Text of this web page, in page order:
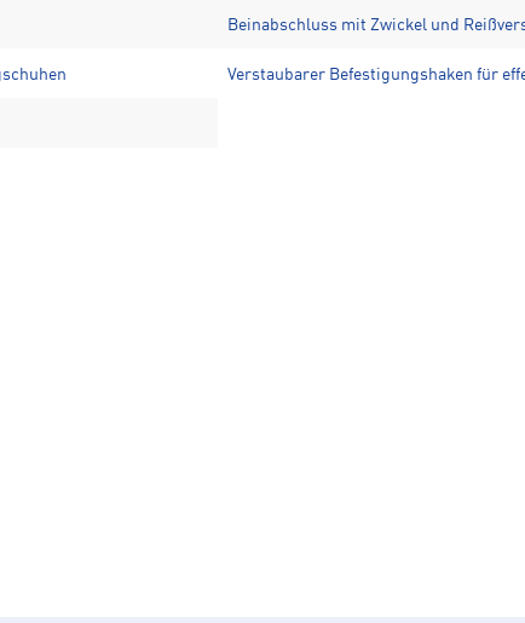
Beinabschluss mit Zwickel und
Verstaubarer Befestigungshaken für